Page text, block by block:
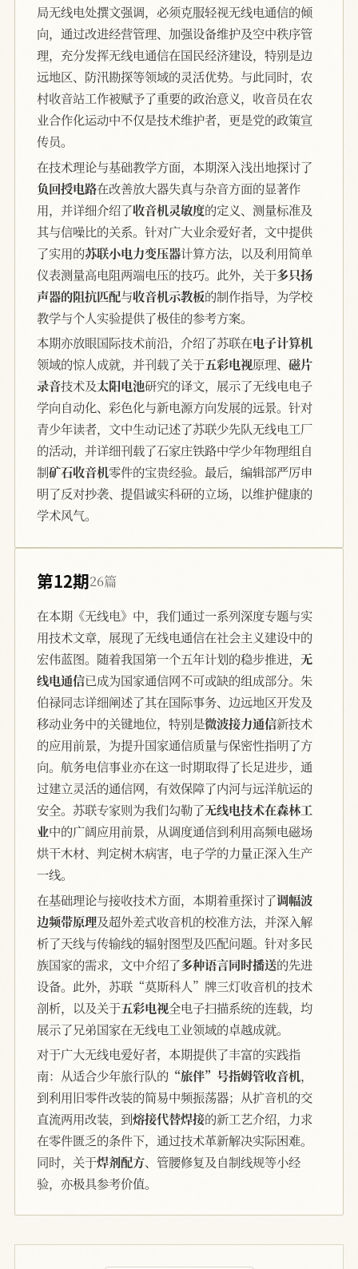
局无线电处撰文强调，必须克服轻视无线电通信的倾
向，通过改进经营管理、加强设备维护及空中秩序管
理，充分发挥无线电通信在国民经济建设，特别是边
远地区、防汛勘探等领域的灵活优势。与此同时，农
村收音站工作被赋予了重要的政治意义，收音员在农
业合作化运动中不仅是技术维护者，更是党的政策宣
传员。
在技术理论与基础教学方面，本期深入浅出地探讨了
负回授电路在改善放大器失真与杂音方面的显著作
用，并详细介绍了收音机灵敏度的定义、测量标准及
其与信噪比的关系。针对广大业余爱好者，文中提供
了实用的苏联小电力变压器计算方法，以及利用简单
仪表测量高电阻两端电压的技巧。此外，关于多只扬
声器的阻抗匹配与收音机示教板的制作指导，为学校
教学与个人实验提供了极佳的参考方案。
本期亦放眼国际技术前沿，介绍了苏联在电子计算机
领域的惊人成就，并刊载了关于五彩电视原理、 磁片
录音技术及太阳电池研究的译文，展示了无线电电子
学向自动化、彩色化与新电源方向发展的远景。针对
青少年读者，文中生动记述了苏联少先队无线电工厂
的活动，并详细刊载了石家庄铁路中学少年物理组自
制矿石收音机零件的宝贵经验。最后，编辑部严厉申
明了反对抄袭、提倡诚实科研的立场，以维护健康的
学术风气。
第12期26篇
在本期《无线电》中，我们通过一系列深度专题与实
用技术文章，展现了无线电通信在社会主义建设中的
宏伟蓝图。随着我国第一个五年计划的稳步推进， 无
线电通信已成为国家通信网不可或缺的组成部分。朱
伯禄同志详细阐述了其在国际事务、边远地区开发及
移动业务中的关键地位，特别是微波接力通信新技术
的应用前景，为提升国家通信质量与保密性指明了方
向。航务电信事业亦在这一时期取得了长足进步，通
过建立灵活的通信网，有效保障了内河与远洋航运的
安全。苏联专家则为我们勾勒了无线电技术在森林工
业中的广阔应用前景，从调度通信到利用高频电磁场
烘干木材、判定树木病害，电子学的力量正深入生产
一线。
在基础理论与接收技术方面，本期着重探讨了调幅波
边频带原理及超外差式收音机的校准方法，并深入解
析了天线与传输线的辐射图型及匹配问题。针对多民
族国家的需求，文中介绍了多种语言同时播送的先进
设备。此外，苏联“莫斯科人”牌三灯收音机的技术
剖析，以及关于五彩电视全电子扫描系统的连载，均
展示了兄弟国家在无线电工业领域的卓越成就。
对于广大无线电爱好者，本期提供了丰富的实践指
南：从适合少年旅行队的 “旅伴”号指姆管收音机，
到利用旧零件改装的简易中频振荡器；从扩音机的交
直流两用改装，到熔接代替焊接的新工艺介绍，力求
在零件匮乏的条件下，通过技术革新解决实际困难。
同时，关于焊剂配方、管腰修复及自制线规等小经
验，亦极具参考价值。